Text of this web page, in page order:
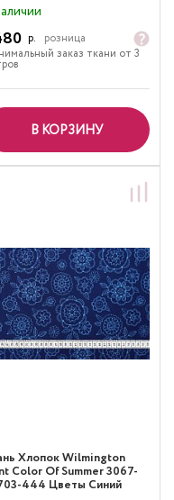
р.
розница
заказ ткани от 3
В КОРЗИНУ
Хлопок Wilmington
Color Of Summer 3067-
444 Цветы Синий